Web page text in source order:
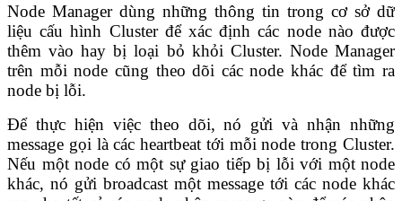
Node Manager dùng những thông tin trong cơ sở dữ
liệu cấu hình Cluster để xác định các node nào được
thêm vào hay bị loại bỏ khỏi Cluster. Node Manager
trên mỗi node cũng theo dõi các node khác để tìm ra
node bị lỗi.
Để thực hiện việc theo dõi, nó gửi và nhận những
message gọi là các heartbeat tới mỗi node trong Cluster.
Nếu một node có một sự giao tiếp bị lỗi với một node
khác, nó gửi broadcast một message tới các node khác